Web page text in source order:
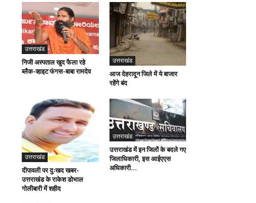
उत्तराखंड
निजी अस्पताल खुद फैला रहे
ब्लैक-व्हाइट फंगस-बाबा रामदेव
उत्तराखंड
आज देहरादून जिले में ये बाजार
रहेंगे बंद
उत्तराखंड
दीपावली पर दुःखद खबर-
उत्तराखंड के राकेश डोभाल
गोलीबारी में शहीद
उत्तराखंड
उत्तराखंड में इन जिलों के बदले गए
जिलाधिकारी, इस आईएएस
अधिकारी...